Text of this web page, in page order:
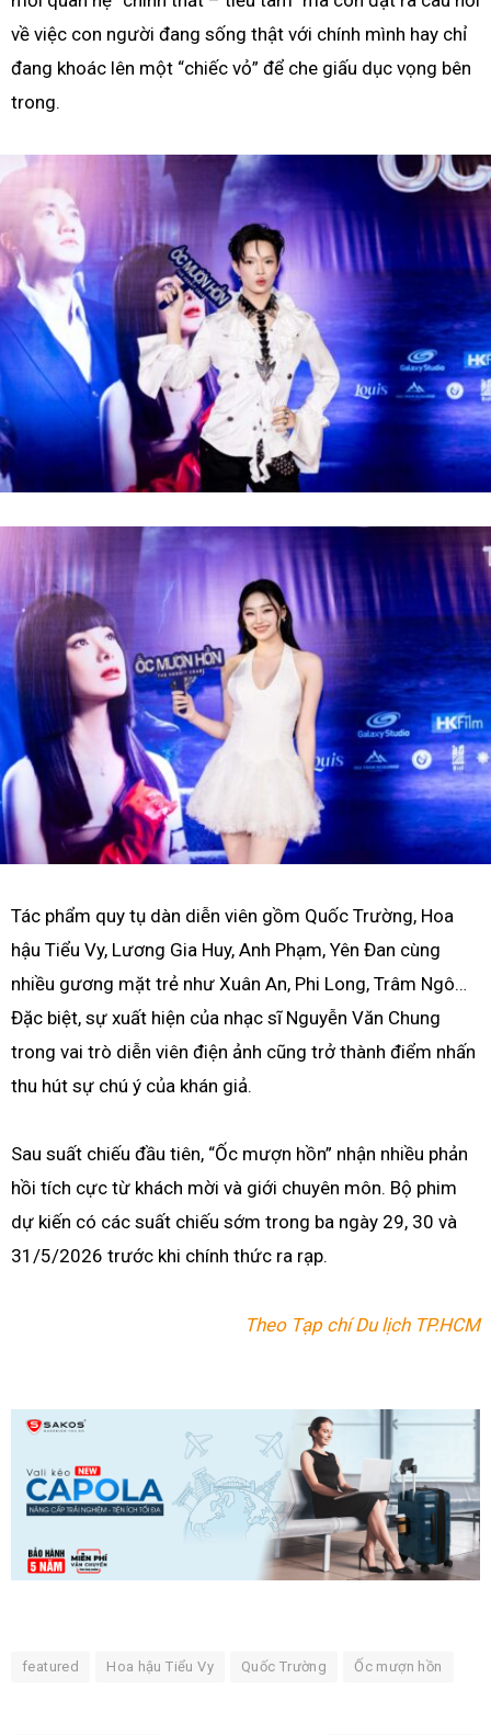
về việc con người đang sống thật với chính mình hay chỉ
đang khoác lên một “chiếc vỏ” để che giấu dục vọng bên
trong.
Tác phẩm quy tụ dàn diễn viên gồm Quốc Trường, Hoa
hậu Tiểu Vy, Lương Gia Huy, Anh Phạm, Yên Đan cùng
nhiều gương mặt trẻ như Xuân An, Phi Long, Trâm Ngô…
Đặc biệt, sự xuất hiện của nhạc sĩ Nguyễn Văn Chung
trong vai trò diễn viên điện ảnh cũng trở thành điểm nhấn
thu hút sự chú ý của khán giả.
Sau suất chiếu đầu tiên, “Ốc mượn hồn” nhận nhiều phản
hồi tích cực từ khách mời và giới chuyên môn. Bộ phim
dự kiến có các suất chiếu sớm trong ba ngày 29, 30 và
31/5/2026 trước khi chính thức ra rạp.
Theo Tạp chí Du lịch TP.HCM
featured Hoa hậu Tiểu Vy Quốc Trường Ốc mượn hồn